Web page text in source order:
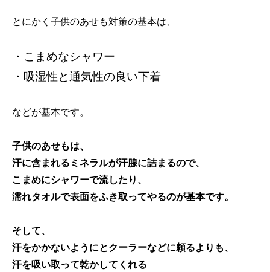
とにかく子供のあせも対策の基本は、
・こまめなシャワー
・吸湿性と通気性の良い下着
などが基本です。
子供のあせもは、
汗に含まれるミネラルが汗腺に詰まるので、
こまめにシャワーで流したり、
濡れタオルで表面をふき取ってやるのが基本です。
そして、
汗をかかないようにとクーラーなどに頼るよりも、
汗を吸い取って乾かしてくれる